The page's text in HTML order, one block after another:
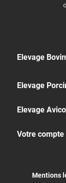
Elevage Bovin
Elevage
Elevage
Votre compte
Mentions